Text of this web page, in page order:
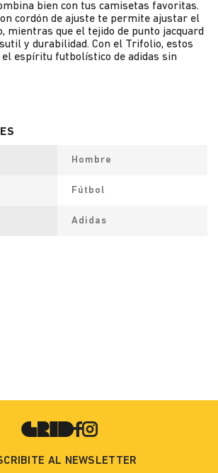
bien con tus camisetas favoritas.
cordón de ajuste te permite ajustar el
mientras que el tejido de punto jacquard
y durabilidad. Con el Trifolio, estos
espíritu futbolístico de adidas sin
Hombre
Fútbol
Adidas
AL NEWSLETTER